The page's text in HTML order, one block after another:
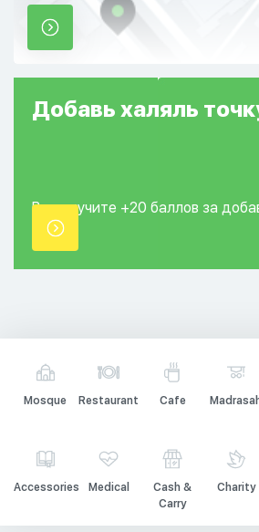
Добавь халяль
Вы получите +20 баллов за
точки.
Mosque Restaurant Cafe
Accessories Medical
Cash &
Carry
Charity